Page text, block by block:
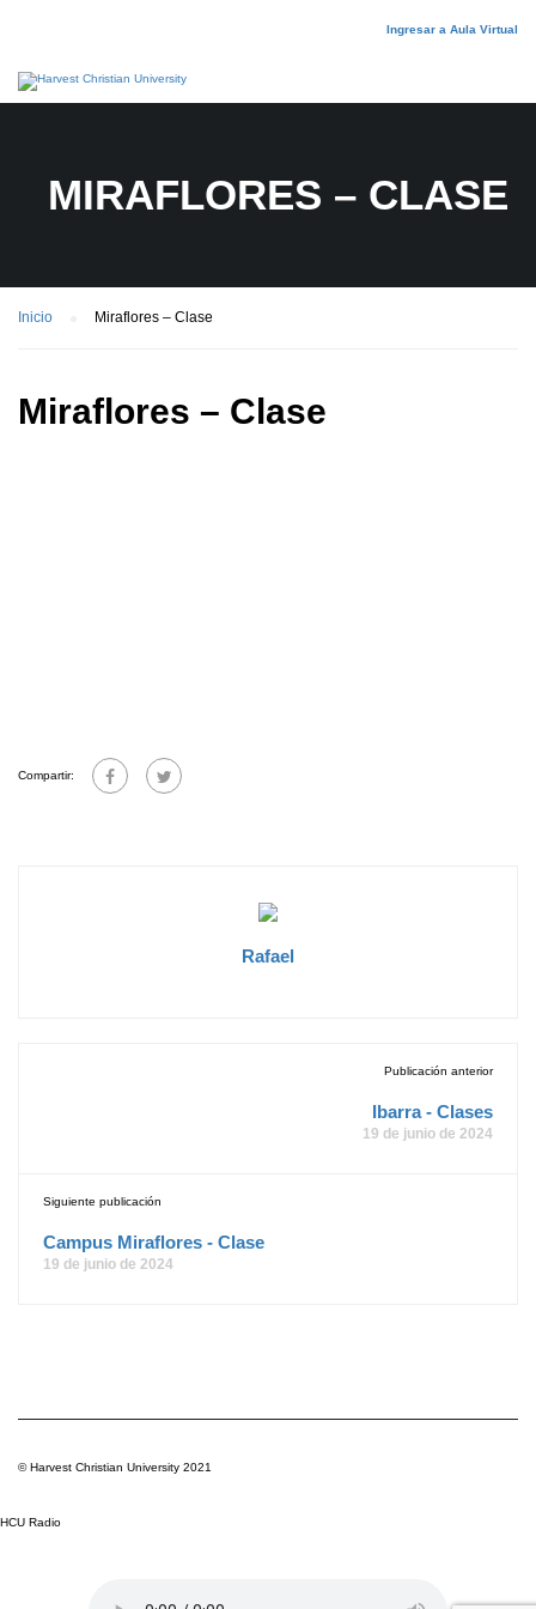
Ingresar a Aula Virtual
MIRAFLORES – CLASE
Inicio Miraflores – Clase
Miraflores – Clase
Compartir:
Rafael
Publicación anterior
Ibarra - Clases
19 de junio de 2024
Siguiente publicación
Campus Miraflores - Clase
19 de junio de 2024
© Harvest Christian University 2021
HCU Radio